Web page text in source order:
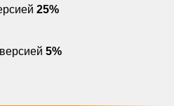
25%
5%